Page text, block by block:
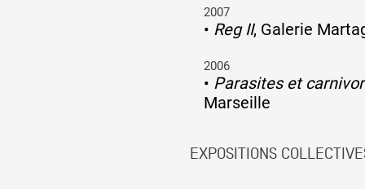
Candidater
2007
• Reg II, Galerie
2006
• Parasites et
Marseille
EXPOSITIONS